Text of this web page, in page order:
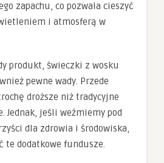
zapachu, co pozwala cieszyć
i atmosferą w
produkt, świeczki z wosku
pewne wady. Przede
droższe niż tradycyjne
Jednak, jeśli weźmiemy pod
dla zdrowia i środowiska,
te dodatkowe fundusze.